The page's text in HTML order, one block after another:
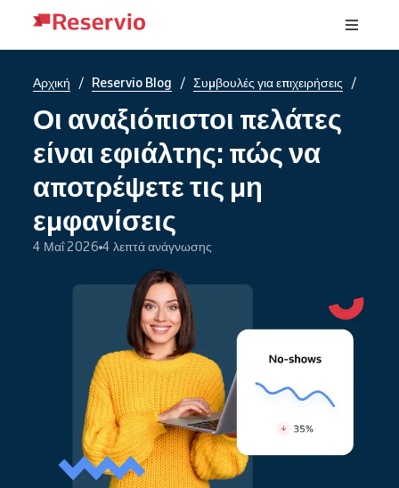
Αρχική / Reservio Blog / Συμβουλές για επιχειρήσεις /
Οι αναξιόπιστοι πελάτες
είναι εφιάλτης: πώς να
αποτρέψετε τις μη
εμφανίσεις
4 Μαΐ 2026 4 λεπτά ανάγνωσης